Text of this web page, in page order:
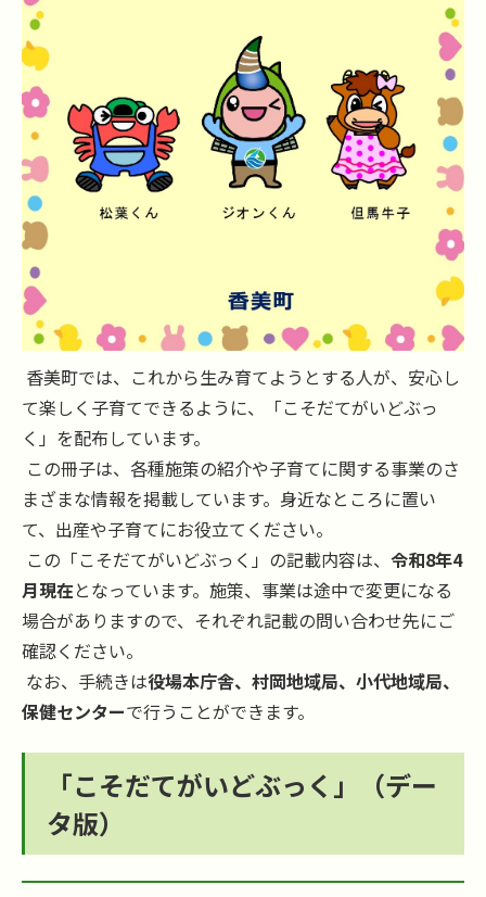
香美町では、これから生み育てようとする人が、安心し
て楽しく子育てできるように、「こそだてがいどぶっ
く」を配布しています。
この冊子は、各種施策の紹介や子育てに関する事業のさ
まざまな情報を掲載しています。身近なところに置い
て、出産や子育てにお役立てください。
この「こそだてがいどぶっく」の記載内容は、 令和8年4
月現在となっています。施策、事業は途中で変更になる
場合がありますので、それぞれ記載の問い合わせ先にご
確認ください。
なお、手続きは役場本庁舎、村岡地域局、小代地域局、
保健センターで行うことができます。
「こそだてがいどぶっく」（デー
タ版）